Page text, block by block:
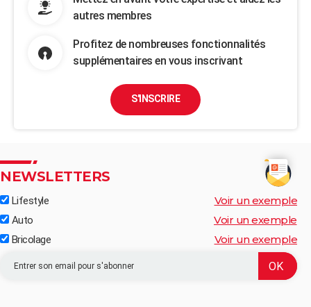
autres membres
Profitez de nombreuses fonctionnalités
supplémentaires en vous inscrivant
S'INSCRIRE
NEWSLETTERS
Lifestyle Voir un exemple
Auto Voir un exemple
Bricolage Voir un exemple